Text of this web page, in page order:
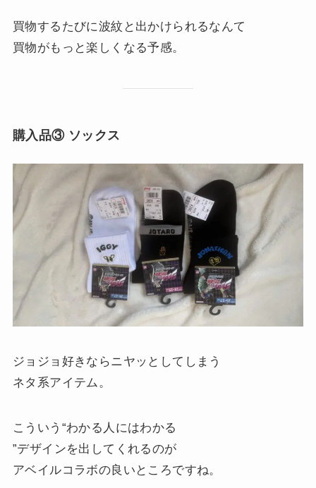
買物するたびに波紋と出かけられるなんて
買物がもっと楽しくなる予感。
購入品③ ソックス
ジョジョ好きならニヤッとしてしまう
ネタ系アイテム。
こういう“わかる人にはわかる
”デザインを出してくれるのが
アベイルコラボの良いところですね。